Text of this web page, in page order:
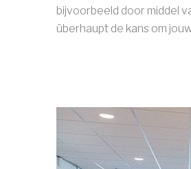
bijvoorbeeld door middel
überhaupt de kans om